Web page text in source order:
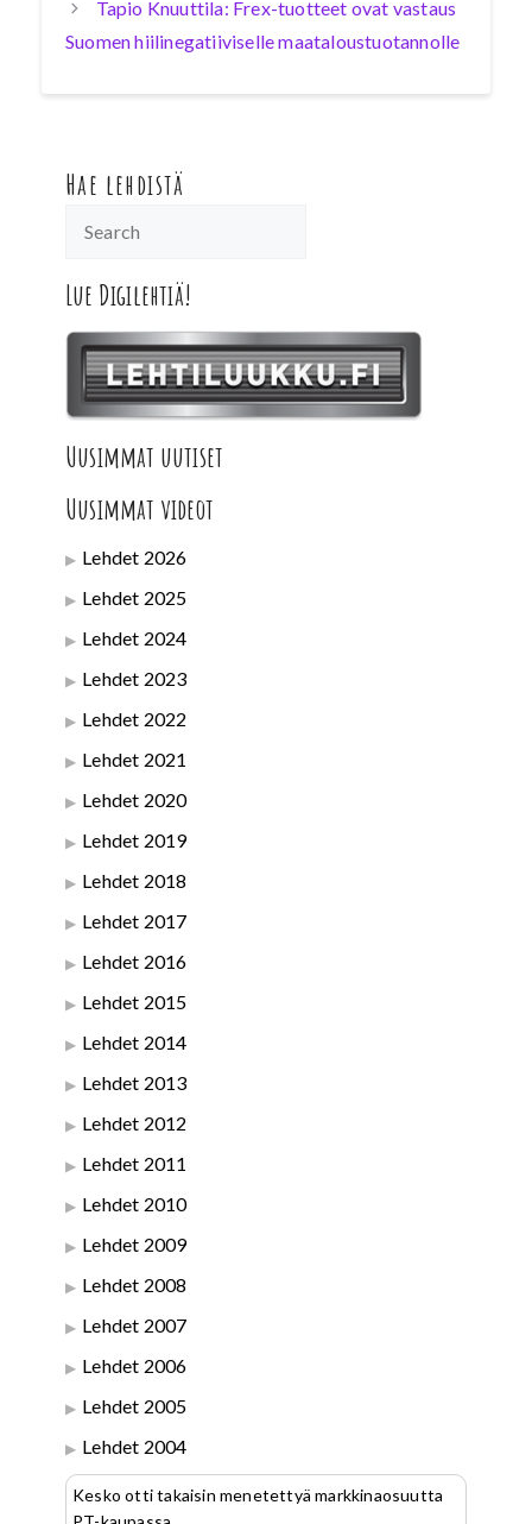
Tapio Knuuttila: Frex-tuotteet ovat vastaus
Suomen hiilinegatiiviselle maataloustuotannolle
Hae lehdistä
Lue Digilehtiä!
Uusimmat uutiset
Uusimmat videot
Lehdet 2026
Lehdet 2025
Lehdet 2024
Lehdet 2023
Lehdet 2022
Lehdet 2021
Lehdet 2020
Lehdet 2019
Lehdet 2018
Lehdet 2017
Lehdet 2016
Lehdet 2015
Lehdet 2014
Lehdet 2013
Lehdet 2012
Lehdet 2011
Lehdet 2010
Lehdet 2009
Lehdet 2008
Lehdet 2007
Lehdet 2006
Lehdet 2005
Lehdet 2004
Kesko otti takaisin menetettyä markkinaosuutta